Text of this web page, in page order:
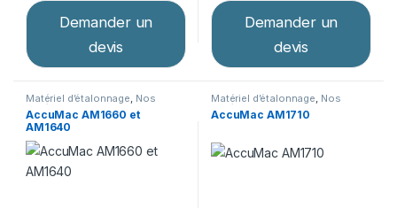
Demander un
devis
Demander un
devis
Matériel d’étalonnage, Nos
Catégories ,Sondes de
température
AccuMac AM1660 et
AM1640
Matériel d’étalonnage, Nos
Catégories ,Sondes de
température
AccuMac AM1710